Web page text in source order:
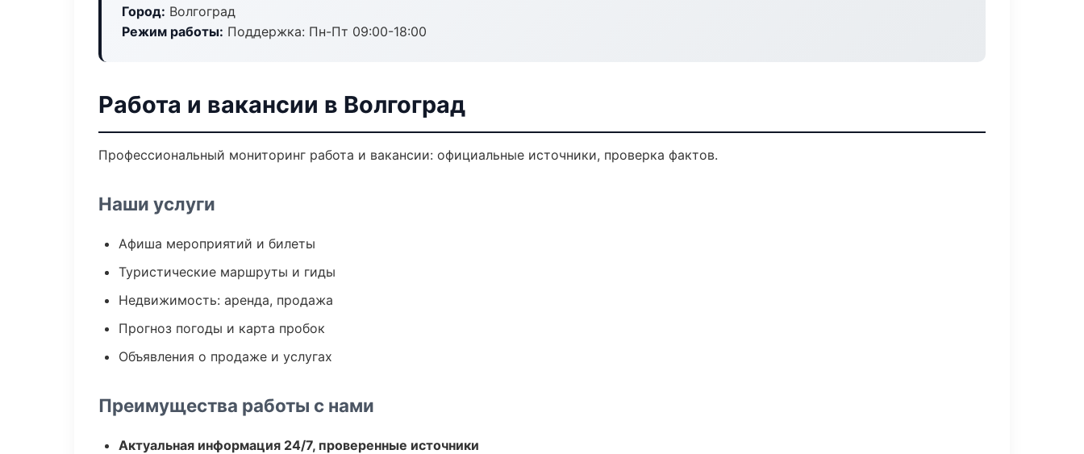
Город: Волгоград
Режим работы: Поддержка: Пн-Пт 09:00-18:00
Работа и вакансии в Волгоград
Профессиональный мониторинг работа и вакансии: официальные источники, проверка фактов.
Наши услуги
Афиша мероприятий и билеты
Туристические маршруты и гиды
Недвижимость: аренда, продажа
Прогноз погоды и карта пробок
Объявления о продаже и услугах
Преимущества работы с нами
Актуальная информация 24/7, проверенные источники